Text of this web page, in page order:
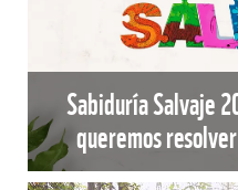
Sabiduría Salvaje
queremos